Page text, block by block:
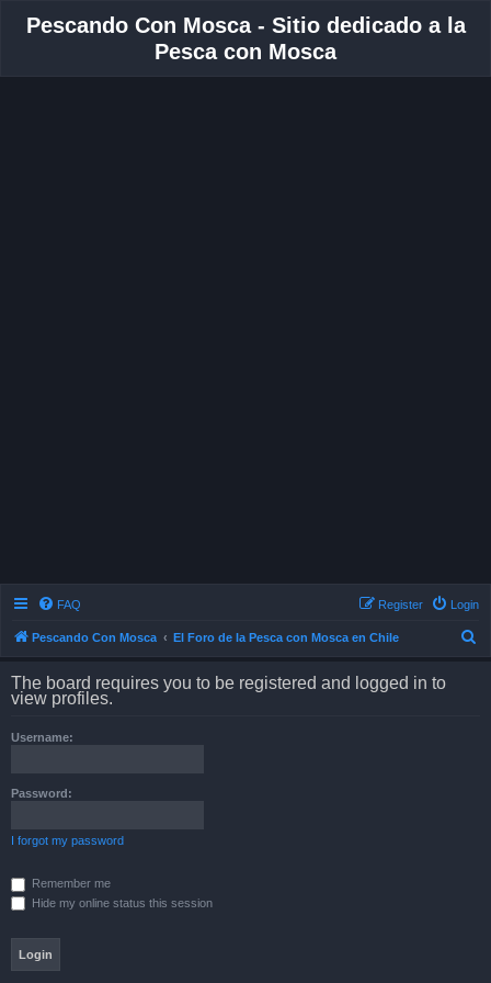
Pescando Con Mosca - Sitio dedicado a la
Pesca con Mosca
FAQ Login
Register
Pescando Con Mosca El Foro de la Pesca con Mosca en Chile
The board requires you to be registered and logged in to
view profiles.
Username:
Password:
I forgot my password
Remember me
Hide my online status this session